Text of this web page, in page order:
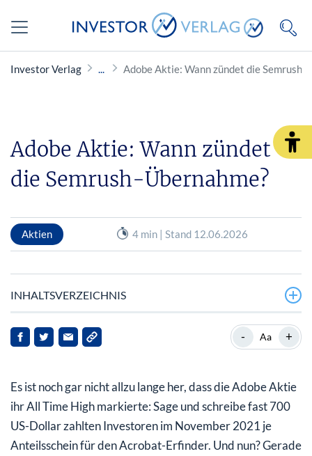
Investor Verlag Adobe Aktie: Wann zündet die Semrush-
Adobe Aktie: Wann zündet
die Semrush-Übernahme?
Aktien 4 min | Stand 12.06.2026
INHALTSVERZEICHNIS
KI setzt Adobe unter Duck
Adobe setzt zunehmend auf künstliche Intelligenz
SEO und KI-Suche gewinnen an Bedeutung
Was ergibt sich daraus für die Adobe Aktie?
- Aa +
Es ist noch gar nicht allzu lange her, dass die Adobe Aktie
ihr All Time High markierte: Sage und schreibe fast 700
US-Dollar zahlten Investoren im November 2021 je
Anteilsschein für den Acrobat-Erfinder. Und nun? Gerade